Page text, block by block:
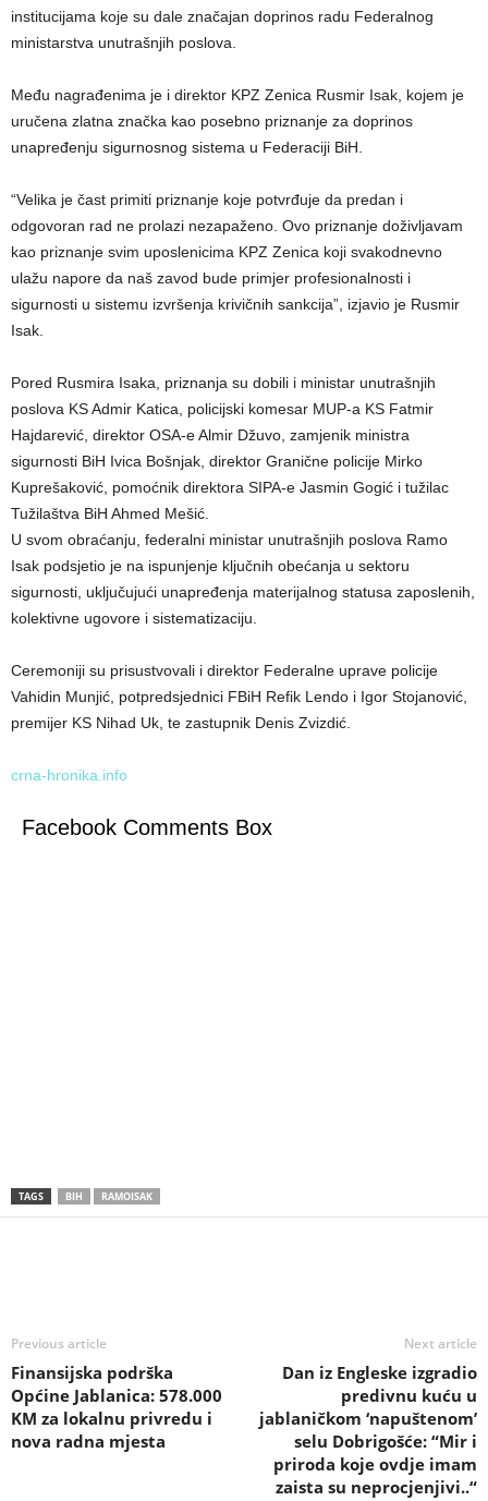
institucijama koje su dale značajan doprinos radu Federalnog
ministarstva unutrašnjih poslova.
Među nagrađenima je i direktor KPZ Zenica Rusmir Isak, kojem je
uručena zlatna značka kao posebno priznanje za doprinos
unapređenju sigurnosnog sistema u Federaciji BiH.
“Velika je čast primiti priznanje koje potvrđuje da predan i
odgovoran rad ne prolazi nezapaženo. Ovo priznanje doživljavam
kao priznanje svim uposlenicima KPZ Zenica koji svakodnevno
ulažu napore da naš zavod bude primjer profesionalnosti i
sigurnosti u sistemu izvršenja krivičnih sankcija”, izjavio je Rusmir
Isak.
Pored Rusmira Isaka, priznanja su dobili i ministar unutrašnjih
poslova KS Admir Katica, policijski komesar MUP-a KS Fatmir
Hajdarević, direktor OSA-e Almir Džuvo, zamjenik ministra
sigurnosti BiH Ivica Bošnjak, direktor Granične policije Mirko
Kuprešaković, pomoćnik direktora SIPA-e Jasmin Gogić i tužilac
Tužilaštva BiH Ahmed Mešić.
U svom obraćanju, federalni ministar unutrašnjih poslova Ramo
Isak podsjetio je na ispunjenje ključnih obećanja u sektoru
sigurnosti, uključujući unapređenja materijalnog statusa zaposlenih,
kolektivne ugovore i sistematizaciju.
Ceremoniji su prisustvovali i direktor Federalne uprave policije
Vahidin Munjić, potpredsjednici FBiH Refik Lendo i Igor Stojanović,
premijer KS Nihad Uk, te zastupnik Denis Zvizdić.
crna-hronika.info
Facebook Comments Box
TAGS BIH RAMOISAK
Previous article
Finansijska podrška
Općine Jablanica: 578.000
KM za lokalnu privredu i
nova radna mjesta
Next article
Dan iz Engleske izgradio
predivnu kuću u
jablaničkom ‘napuštenom’
selu Dobrigošće: “Mir i
priroda koje ovdje imam
zaista su neprocjenjivi..“